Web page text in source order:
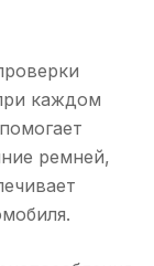
каждом
ремней,